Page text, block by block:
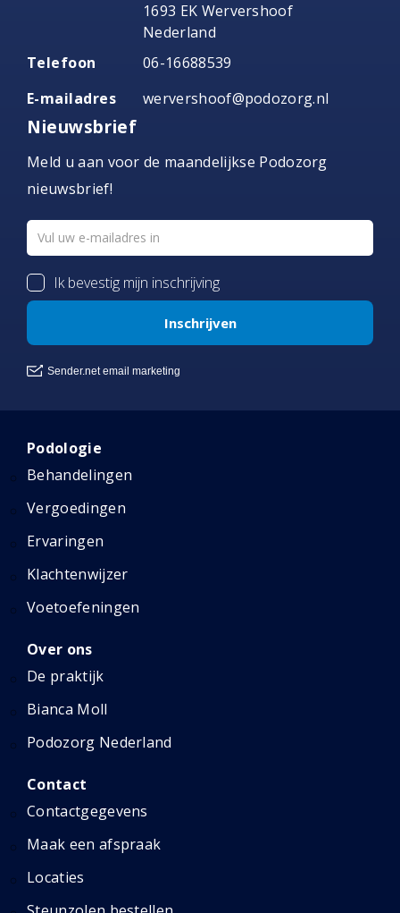
1693 EK Wervershoof
Nederland
Telefoon
06-16688539
E-mailadres
wervershoof@podozorg.nl
Nieuwsbrief
Meld u aan voor de maandelijkse Podozorg
nieuwsbrief!
Podologie
Behandelingen
Vergoedingen
Ervaringen
Klachtenwijzer
Voetoefeningen
Over ons
De praktijk
Bianca Moll
Podozorg Nederland
Contact
Contactgegevens
Maak een afspraak
Locaties